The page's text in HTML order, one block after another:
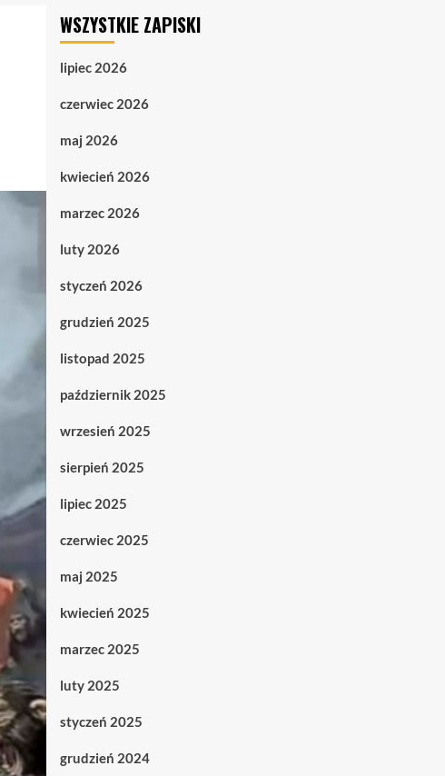
WSZYSTKIE ZAPISKI
lipiec 2026
czerwiec 2026
maj 2026
kwiecień 2026
marzec 2026
luty 2026
styczeń 2026
grudzień 2025
listopad 2025
październik 2025
wrzesień 2025
sierpień 2025
lipiec 2025
czerwiec 2025
maj 2025
kwiecień 2025
marzec 2025
luty 2025
styczeń 2025
grudzień 2024